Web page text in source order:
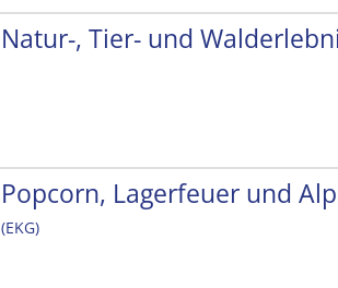
Natur-, Tier- und
Popcorn, Lagerfeuer und
(EKG)